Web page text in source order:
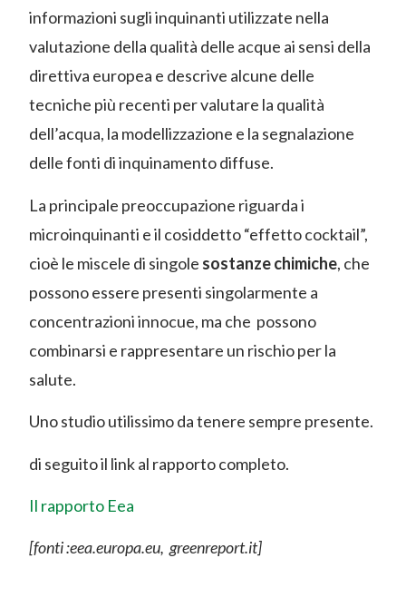
informazioni sugli inquinanti utilizzate nella
valutazione della qualità delle acque ai sensi della
direttiva europea e descrive alcune delle
tecniche più recenti per valutare la qualità
dell’acqua, la modellizzazione e la segnalazione
delle fonti di inquinamento diffuse.
La principale preoccupazione riguarda i
microinquinanti e il cosiddetto “effetto cocktail”,
cioè le miscele di singole sostanze chimiche, che
possono essere presenti singolarmente a
concentrazioni innocue, ma che possono
combinarsi e rappresentare un rischio per la
salute.
Uno studio utilissimo da tenere sempre presente.
di seguito il link al rapporto completo.
Il rapporto Eea
[fonti :eea.europa.eu, greenreport.it]